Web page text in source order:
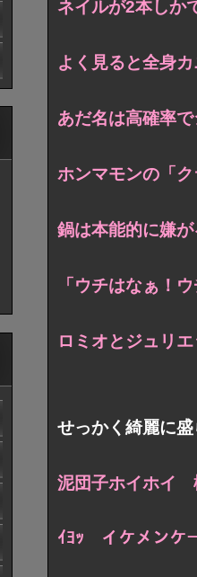
ネイルが2本しか
よく見ると全身
あだ名は高確率
ホンマモンの「
鍋は本能的に嫌
「ウチはなぁ！
ロミオとジュリ
せっかく綺麗に
泥団子ホイホイ
ｲﾖｯ イケメンケ